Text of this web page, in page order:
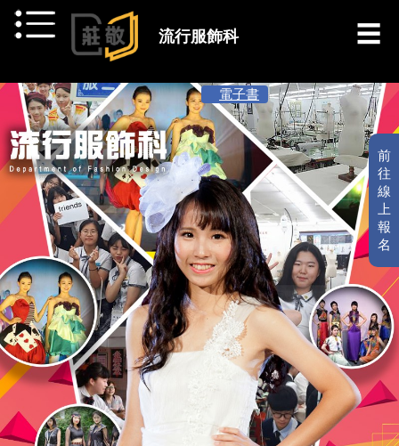
跳到主要內容
流行服飾科
前
往
線
上
報
名
電子書